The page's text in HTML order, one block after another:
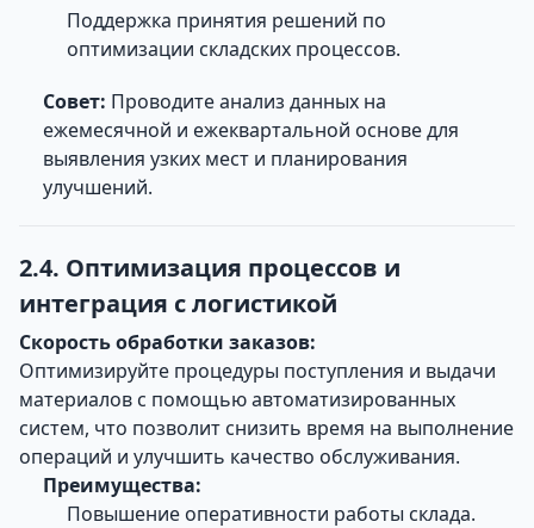
Поддержка принятия решений по
оптимизации складских процессов.
Совет: Проводите анализ данных на
ежемесячной и ежеквартальной основе для
выявления узких мест и планирования
улучшений.
2.4. Оптимизация процессов и
интеграция с логистикой
Скорость обработки заказов:
Оптимизируйте процедуры поступления и выдачи
материалов с помощью автоматизированных
систем, что позволит снизить время на выполнение
операций и улучшить качество обслуживания.
Преимущества:
Повышение оперативности работы склада.